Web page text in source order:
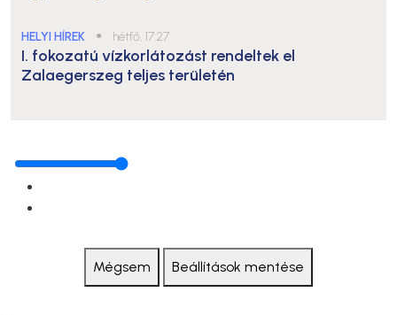
HELYI HÍREK ● hétfő, 17:27
I. fokozatú vízkorlátozást rendeltek el
Zalaegerszeg teljes területén
Mégsem Beállítások mentése